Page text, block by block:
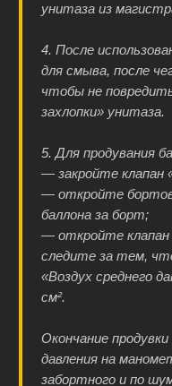
унитаза из
4. После
для смыва, после
чтобы не
захлопки» унитаза.
5. Для продувания
— закройте клапан
— откройте
баллона за борт;
— откройте клапан
следите за тем,
«Воздух среднего
см².
Окончание
давления на
забортного и по